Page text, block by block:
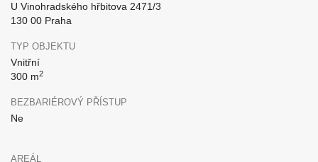
U Vinohradského hřbitova 2471/3
130 00 Praha
TYP OBJEKTU
Vnitřní
300 m2
BEZBARIÉROVÝ PŘÍSTUP
Ne
AREÁL